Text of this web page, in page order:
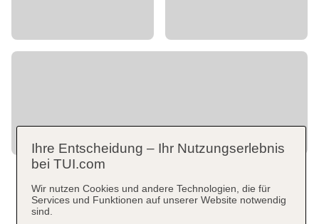
Ihre Entscheidung – Ihr Nutzungserlebnis
bei TUI.com
Wir nutzen Cookies und andere Technologien, die für
Services und Funktionen auf unserer Website notwendig
sind.